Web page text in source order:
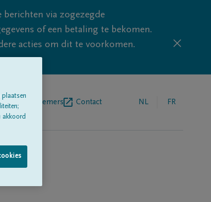
berichten via zogezegde
of een betaling te bekomen.
acties om dit te voorkomen.
Contact NL FR
plaatsen
akkoord